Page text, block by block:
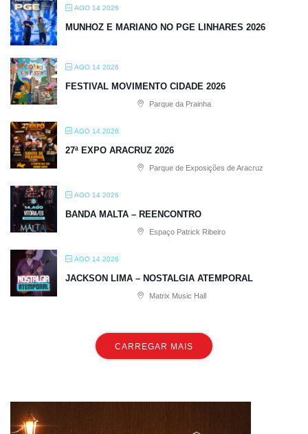
AGO 14 2026
MUNHOZ E MARIANO NO PGE LINHARES 2026
AGO 14 2026
FESTIVAL MOVIMENTO CIDADE 2026
Parque da Prainha
AGO 14 2026
27ª EXPO ARACRUZ 2026
Parque de Exposições de Aracruz
AGO 14 2026
BANDA MALTA – REENCONTRO
Espaço Patrick Ribeiro
AGO 14 2026
JACKSON LIMA – NOSTALGIA ATEMPORAL
Matrix Music Hall
CARREGAR MAIS